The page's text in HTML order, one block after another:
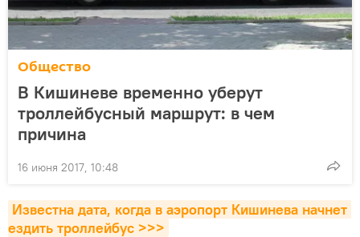
Общество
В Кишиневе временно уберут
троллейбусный маршрут: в чем
причина
16 июня 2017, 10:48
Известна дата, когда в аэропорт Кишинева начнет
ездить троллейбус >>>